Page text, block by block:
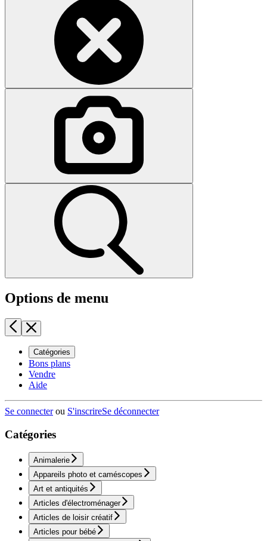
Options de menu
Catégories
Bons plans
Vendre
Aide
Se connecterou S'inscrireSe déconnecter
Catégories
Animalerie
Appareils photo et caméscopes
Art et antiquités
Articles d'électroménager
Articles de loisir créatif
Articles pour bébé